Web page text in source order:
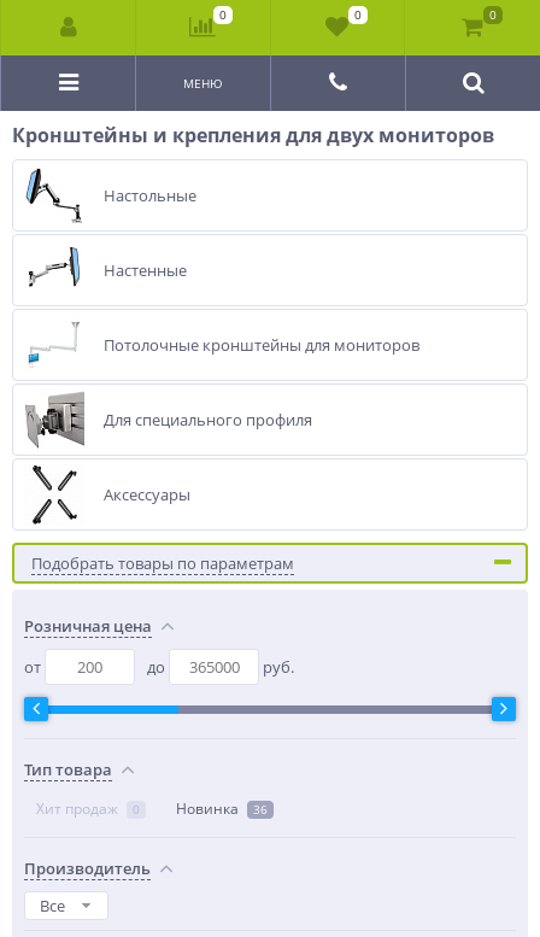
МЕНЮ
Кронштейны и крепления для двух мониторов
Настольные
Настенные
Потолочные кронштейны для мониторов
Для специального профиля
Аксессуары
Подобрать товары по параметрам
Розничная цена
от
до руб.
Тип товара
Хит продаж 0 Новинка 36
Производитель
Все
0 0 0